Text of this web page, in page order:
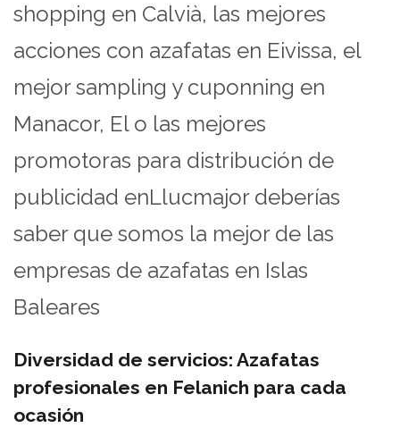
shopping en Calvià, las mejores
acciones con azafatas en Eivissa, el
mejor sampling y cuponning en
Manacor, El o las mejores
promotoras para distribución de
publicidad enLlucmajor deberías
saber que somos la mejor de las
empresas de azafatas en Islas
Baleares
Diversidad de servicios: Azafatas
profesionales en Felanich para cada
ocasión